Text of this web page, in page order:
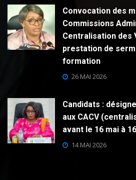
Convocation des
Commissions
Centralisation des
prestation de
formation
26 MAI 2026
Candidats :
aux CACV
avant le 16 mai à
14 MAI 2026